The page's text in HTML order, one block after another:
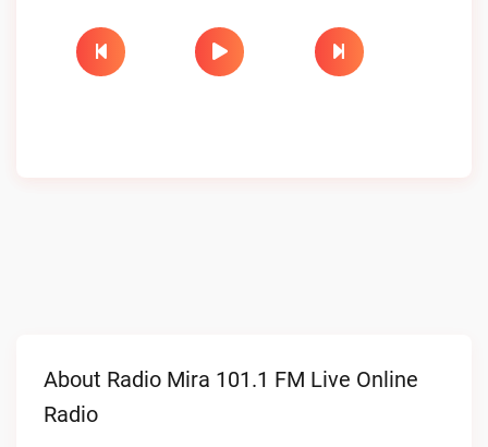
About Radio Mira 101.1 FM Live Online
Radio